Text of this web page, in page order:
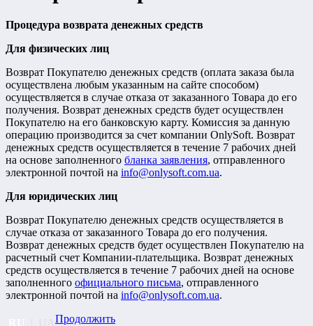
Процедура возврата денежных средств
Для физических лиц
Возврат Покупателю денежных средств (оплата заказа была
осуществлена любым указанным на сайте способом)
осуществляется в случае отказа от заказанного Товара до его
получения. Возврат денежных средств будет осуществлен
Покупателю на его банковскую карту. Комиссия за данную
операцию производится за счет компании OnlySoft. Возврат
денежных средств осуществляется в течение 7 рабочих дней
на основе заполненного бланка заявления, отправленного
электронной почтой на info@onlysoft.com.ua.
Для юридических лиц
Возврат Покупателю денежных средств осуществляется в
случае отказа от заказанного Товара до его получения.
Возврат денежных средств будет осуществлен Покупателю на
расчетный счет Компании-плательщика. Возврат денежных
средств осуществляется в течение 7 рабочих дней на основе
заполненного официального письма, отправленного
электронной почтой на info@onlysoft.com.ua.
Продолжить